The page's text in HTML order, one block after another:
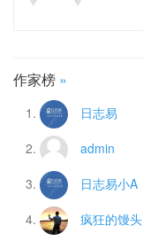
作家榜 »
日志易
admin
日志易小A
疯狂的馒头